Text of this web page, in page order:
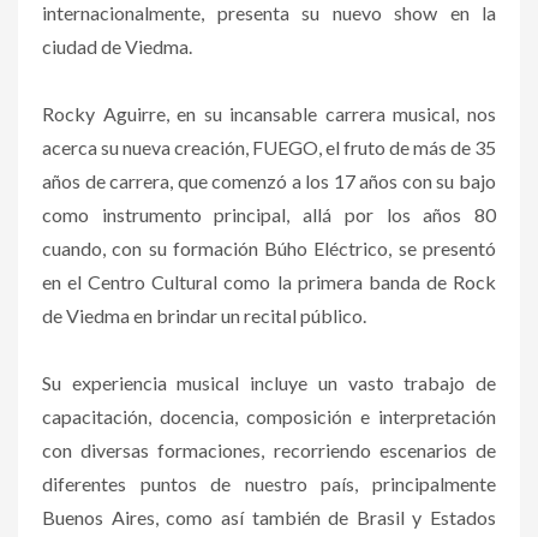
internacionalmente, presenta su nuevo show en la
ciudad de Viedma.
Rocky Aguirre, en su incansable carrera musical, nos
acerca su nueva creación, FUEGO, el fruto de más de 35
años de carrera, que comenzó a los 17 años con su bajo
como instrumento principal, allá por los años 80
cuando, con su formación Búho Eléctrico, se presentó
en el Centro Cultural como la primera banda de Rock
de Viedma en brindar un recital público.
Su experiencia musical incluye un vasto trabajo de
capacitación, docencia, composición e interpretación
con diversas formaciones, recorriendo escenarios de
diferentes puntos de nuestro país, principalmente
Buenos Aires, como así también de Brasil y Estados